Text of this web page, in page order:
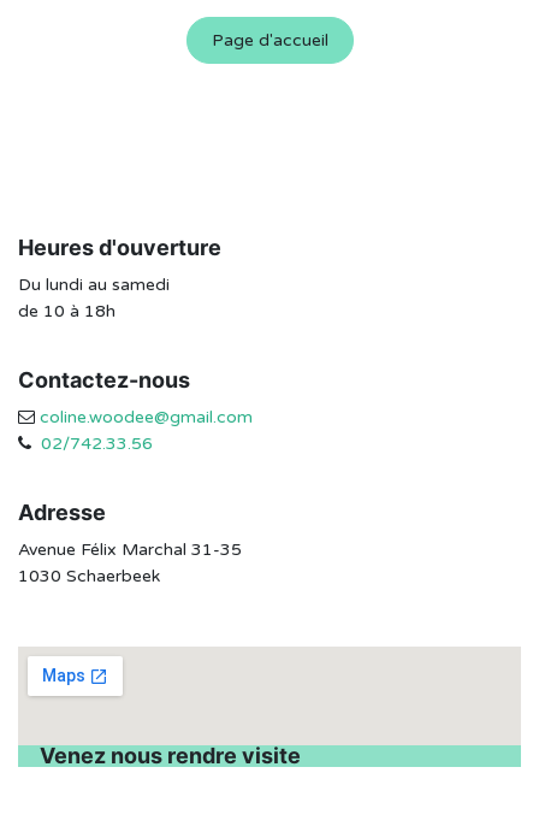
Page d'accueil
Heures d'ouverture
Du lundi au samedi
de 10 à 18h
Contactez-nous
coline.woodee@gmail.com
02/742.33.56
Adresse
Avenue Félix Marchal 31-35
1030 Schaerbeek
Venez nous rendre visite